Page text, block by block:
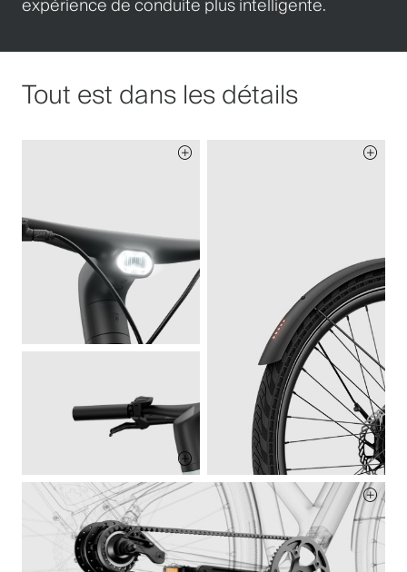
expérience de conduite plus intelligente.
Tout est dans les détails